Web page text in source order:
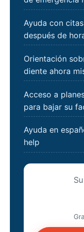
Ayuda con
después de
Orientación
diente ahora
Acceso a
para bajar su
Ayuda en
help